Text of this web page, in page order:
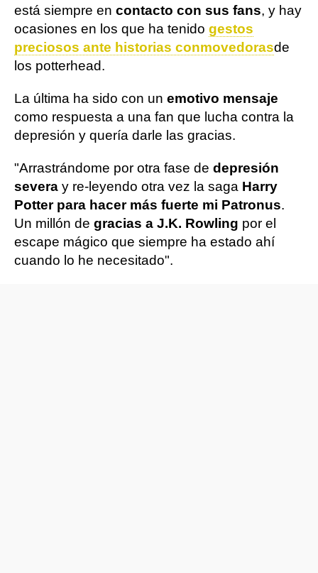
está siempre en contacto con sus fans, y hay
ocasiones en los que ha tenido gestos
preciosos ante historias conmovedorasde
los potterhead.
La última ha sido con un emotivo mensaje
como respuesta a una fan que lucha contra la
depresión y quería darle las gracias.
"Arrastrándome por otra fase de depresión
severa y re-leyendo otra vez la saga Harry
Potter para hacer más fuerte mi Patronus.
Un millón de gracias a J.K. Rowling por el
escape mágico que siempre ha estado ahí
cuando lo he necesitado".